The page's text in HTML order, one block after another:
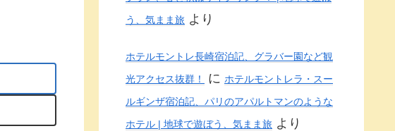
う、気まま旅 より
ホテルモントレ長崎宿泊記、グラバー園など観
光アクセス抜群！
に ホテルモントレラ・スー
ルギンザ宿泊記、パリのアパルトマンのような
ホテル | 地球で遊ぼう、気まま旅 より